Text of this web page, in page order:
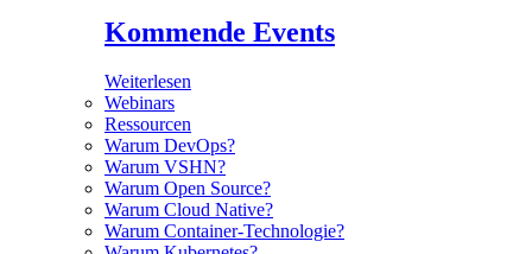
Kommende Events
Weiterlesen
Webinars
Ressourcen
Warum DevOps?
Warum VSHN?
Warum Open Source?
Warum Cloud Native?
Warum Container-Technologie?